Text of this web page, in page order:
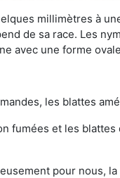
millimètres à
de sa race. Les
avec une forme
les blattes
fumées et les
pour nous,